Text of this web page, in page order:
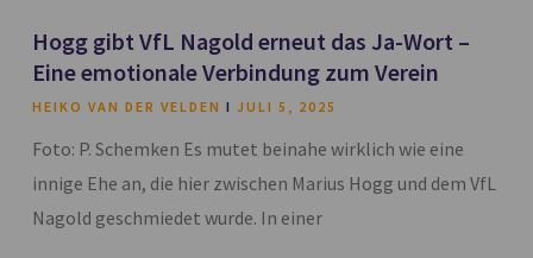
Hogg gibt VfL Nagold erneut das Ja-Wort –
Eine emotionale Verbindung zum Verein
HEIKO VAN DER VELDEN JULI 5, 2025
Foto: P. Schemken Es mutet beinahe wirklich wie eine
innige Ehe an, die hier zwischen Marius Hogg und dem VfL
Nagold geschmiedet wurde. In einer